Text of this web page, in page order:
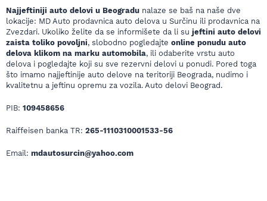
Najjeftiniji auto delovi u Beogradu nalaze se baš na naše dve
lokacije: MD Auto prodavnica auto delova u Surčinu ili prodavnica na
Zvezdari. Ukoliko želite da se informišete da li su jeftini auto delovi
zaista toliko povoljni, slobodno pogledajte online ponudu auto
delova klikom na marku automobila, ili odaberite vrstu auto
delova i pogledajte koji su sve rezervni delovi u ponudi. Pored toga
što imamo najjeftinije auto delove na teritoriji Beograda, nudimo i
kvalitetnu a jeftinu opremu za vozila. Auto delovi Beograd.
PIB: 109458656
Raiffeisen banka TR: 265-1110310001533-56
Email: mdautosurcin@yahoo.com